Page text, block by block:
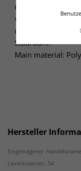
macht. Der
von hummel
und im unteren
Stauraum.
Main material:
Hersteller
Eingetragener
Leverkusenstr. 54